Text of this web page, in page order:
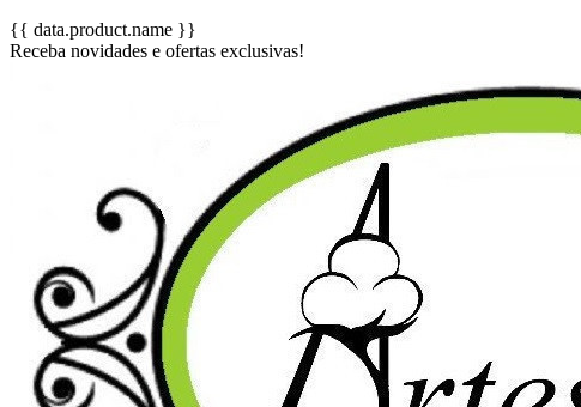
{{ data.product.name }}
Receba novidades e ofertas exclusivas!